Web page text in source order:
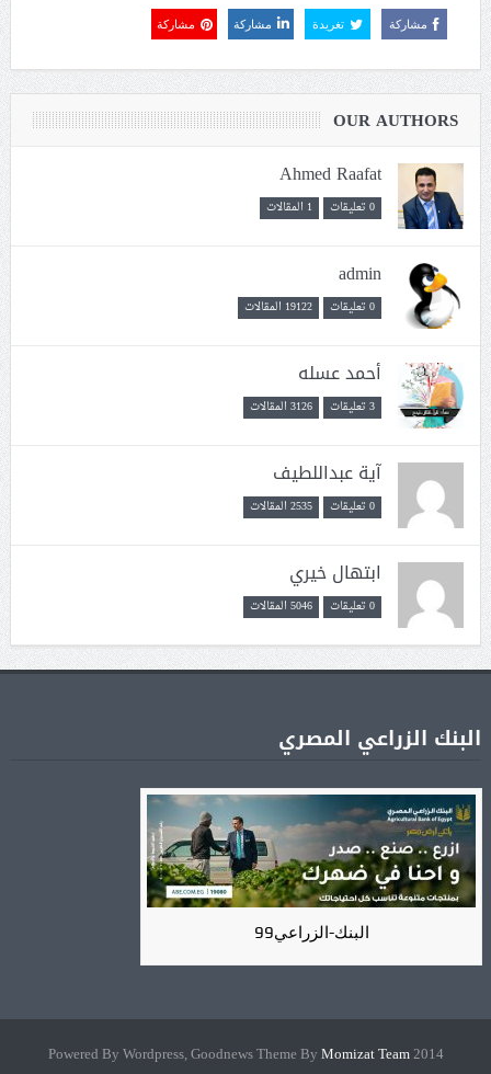
مشاركة تغريدة مشاركة مشاركة
OUR AUTHORS
Ahmed Raafat
0 تعليقات 1 المقالات
admin
0 تعليقات 19122 المقالات
أحمد عسله
3 تعليقات 3126 المقالات
آية عبداللطيف
0 تعليقات 2535 المقالات
ابتهال خيري
0 تعليقات 5046 المقالات
البنك الزراعي المصري
البنك-الزراعي99
2014 Powered By Wordpress, Goodnews Theme By
Momizat Team